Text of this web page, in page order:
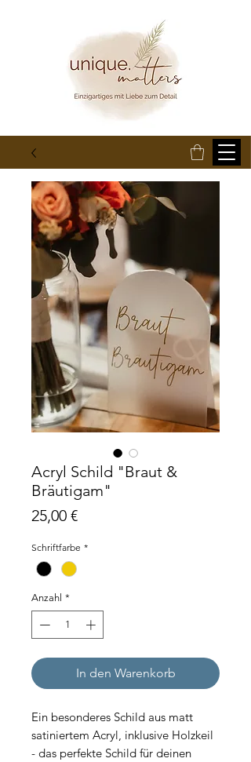
Acryl Schild "Braut &
Bräutigam"
25,00 €Preis
Schriftfarbe *
Anzahl *
In den Warenkorb
Ein besonderes Schild aus matt
satiniertem Acryl, inklusive Holzkeil
- das perfekte Schild für deinen